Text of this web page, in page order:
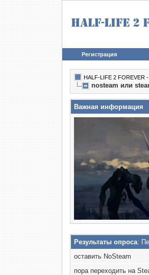
Регистрация
HALF-LIFE 2 FOREVER
nosteam или
Важная информация
Результаты опроса:
оставить NoSteam
пора переходить на